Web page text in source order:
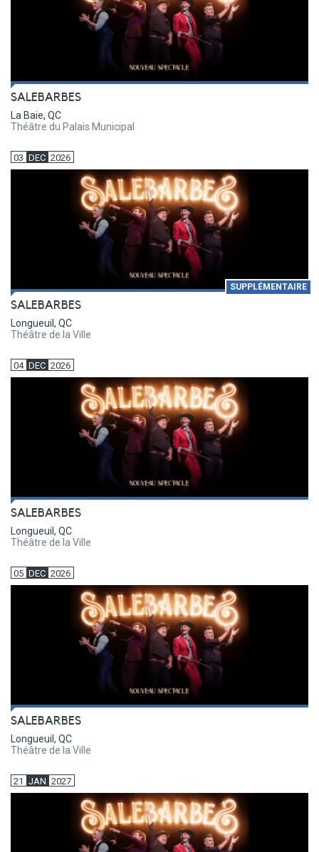
SALEBARBES
La Baie, QC
Théâtre du Palais Municipal
03 DEC 2026
SUPPLÉMENTAIRE
SALEBARBES
Longueuil, QC
Théâtre de la Ville
04 DEC 2026
SALEBARBES
Longueuil, QC
Théâtre de la Ville
05 DEC 2026
SALEBARBES
Longueuil, QC
Théâtre de la Ville
21 JAN 2027